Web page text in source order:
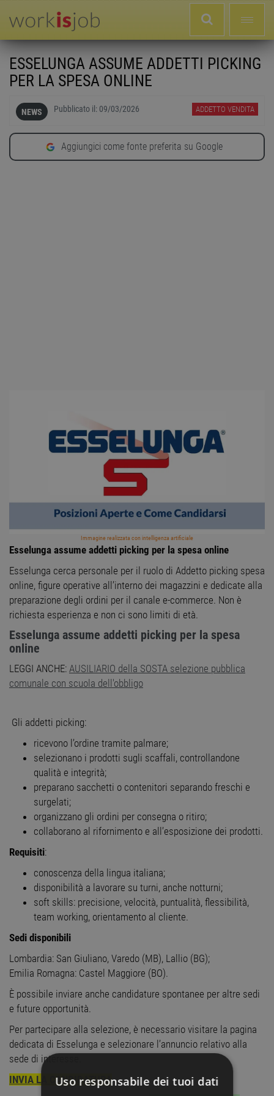
ESSELUNGA ASSUME ADDETTI PICKING
PER LA SPESA ONLINE
NEWS Pubblicato il: 09/03/2026 ADDETTO VENDITA
Aggiungici come fonte preferita su Google
Immagine realizzata con intelligenza artificiale
Esselunga assume addetti picking per la spesa online
Esselunga cerca personale per il ruolo di Addetto picking spesa
online, figure operative all’interno dei magazzini e dedicate alla
preparazione degli ordini per il canale e-commerce. Non è
richiesta esperienza e non ci sono limiti di età.
Esselunga assume addetti picking per la spesa
online
LEGGI ANCHE: AUSILIARIO della SOSTA selezione pubblica
comunale con scuola dell'obbligo
Gli addetti picking:
ricevono l’ordine tramite palmare;
selezionano i prodotti sugli scaffali, controllandone
qualità e integrità;
preparano sacchetti o contenitori separando freschi e
surgelati;
organizzano gli ordini per consegna o ritiro;
collaborano al rifornimento e all’esposizione dei prodotti.
Requisiti:
conoscenza della lingua italiana;
disponibilità a lavorare su turni, anche notturni;
soft skills: precisione, velocità, puntualità, flessibilità,
team working, orientamento al cliente.
Sedi disponibili
Lombardia: San Giuliano, Varedo (MB), Lallio (BG);
Emilia Romagna: Castel Maggiore (BO).
È possibile inviare anche candidature spontanee per altre sedi
e future opportunità.
Per partecipare alla selezione, è necessario visitare la pagina
dedicata di Esselunga e selezionare l’annuncio relativo alla
sede di interesse.
INVIA LA CANDIDATURA
Uso responsabile dei tuoi dati